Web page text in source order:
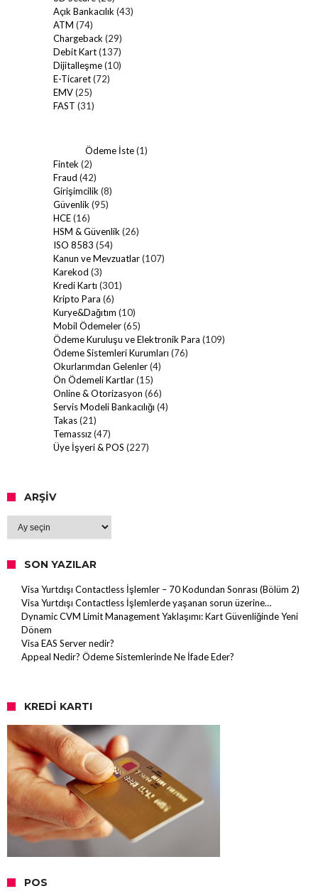
Açık Bankacılık (43)
ATM (74)
Chargeback (29)
Debit Kart(137)
Dijitalleşme(10)
E-Ticaret(72)
EMV(25)
FAST (31)
Ödeme İste(1)
Fintek (2)
Fraud (42)
Girişimcilik (8)
Güvenlik (95)
HCE(16)
HSM & Güvenlik (26)
ISO 8583 (54)
Kanun ve Mevzuatlar(107)
Karekod (3)
Kredi Kartı (301)
Kripto Para (6)
Kurye&Dağıtım (10)
Mobil Ödemeler(65)
Ödeme Kuruluşu ve Elektronik Para (109)
Ödeme Sistemleri Kurumları (76)
Okurlarımdan Gelenler(4)
Ön Ödemeli Kartlar(15)
Online & Otorizasyon (66)
Servis Modeli Bankacılığı (4)
Takas(21)
Temassız(47)
Üye İşyeri & POS (227)
ARŞIV
SON YAZILAR
Visa Yurtdışı Contactless İşlemler – 70 Kodundan Sonrası (Bölüm 2)
Visa Yurtdışı Contactless İşlemlerde yaşanan sorun üzerine…
Dynamic CVM Limit Management Yaklaşımı: Kart Güvenliğinde Yeni
Dönem
Visa EAS Server nedir?
Appeal Nedir? Ödeme Sistemlerinde Ne İfade Eder?
KREDI KARTI
POS